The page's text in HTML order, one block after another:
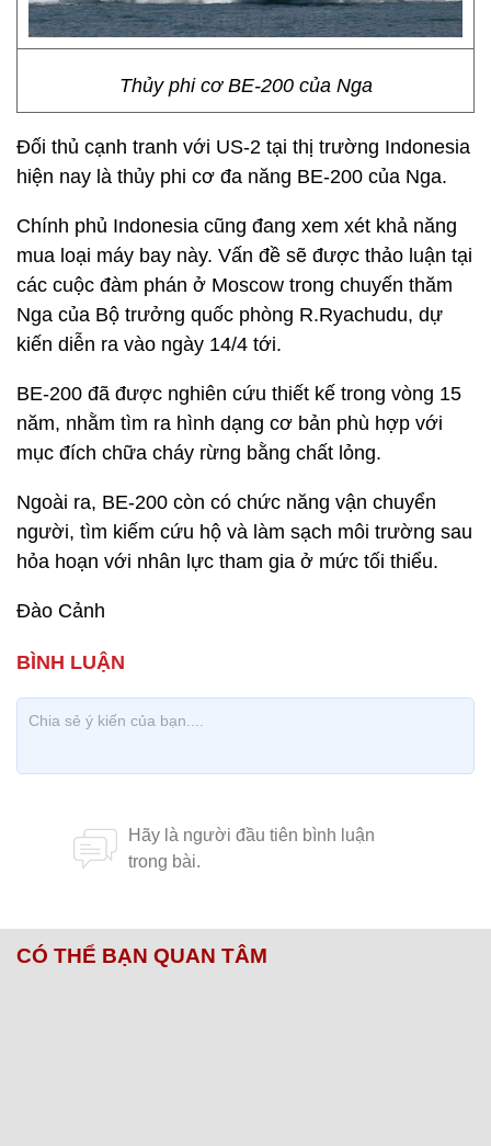
Thủy phi cơ BE-200 của Nga
Đối thủ cạnh tranh với US-2 tại thị trường Indonesia
hiện nay là thủy phi cơ đa năng BE-200 của Nga.
Chính phủ Indonesia cũng đang xem xét khả năng
mua loại máy bay này. Vấn đề sẽ được thảo luận tại
các cuộc đàm phán ở Moscow trong chuyến thăm
Nga của Bộ trưởng quốc phòng R.Ryachudu, dự
kiến ​​diễn ra vào ngày 14/4 tới.
BE-200 đã được nghiên cứu thiết kế trong vòng 15
năm, nhằm tìm ra hình dạng cơ bản phù hợp với
mục đích chữa cháy rừng bằng chất lỏng.
Ngoài ra, BE-200 còn có chức năng vận chuyển
người, tìm kiếm cứu hộ và làm sạch môi trường sau
hỏa hoạn với nhân lực tham gia ở mức tối thiểu.
Đào Cảnh
CÓ THỂ BẠN QUAN TÂM